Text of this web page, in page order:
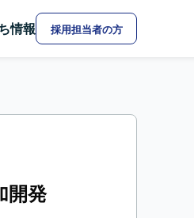
情報 採用担当者の方
開発